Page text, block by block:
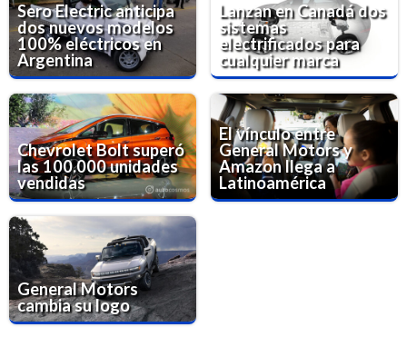
Sero Electric anticipa
dos nuevos modelos
100% eléctricos en
Argentina
Lanzan en Canadá dos
sistemas
electrificados para
cualquier marca
Chevrolet Bolt superó
las 100.000 unidades
vendidas
El vínculo entre
General Motors y
Amazon llega a
Latinoamérica
General Motors
cambia su logo